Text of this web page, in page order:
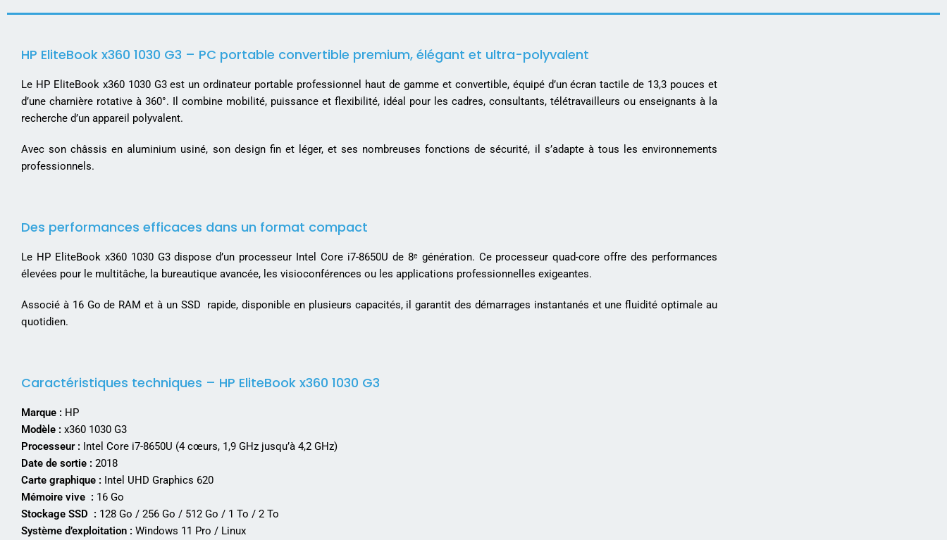
HP EliteBook x360 1030 G3 – PC portable convertible premium, élégant et ultra-polyvalent
Le HP EliteBook x360 1030 G3 est un ordinateur portable professionnel haut de gamme et convertible, équipé d’un écran tactile de 13,3 pouces et
d’une charnière rotative à 360°. Il combine mobilité, puissance et flexibilité, idéal pour les cadres, consultants, télétravailleurs ou enseignants à la
recherche d’un appareil polyvalent.
Avec son châssis en aluminium usiné, son design fin et léger, et ses nombreuses fonctions de sécurité, il s’adapte à tous les environnements
professionnels.
Des performances efficaces dans un format compact
Le HP EliteBook x360 1030 G3 dispose d’un processeur Intel Core i7-8650U de 8ᵉ génération. Ce processeur quad-core offre des performances
élevées pour le multitâche, la bureautique avancée, les visioconférences ou les applications professionnelles exigeantes.
Associé à 16 Go de RAM et à un SSD rapide, disponible en plusieurs capacités, il garantit des démarrages instantanés et une fluidité optimale au
quotidien.
Caractéristiques techniques – HP EliteBook x360 1030 G3
Marque : HP
Modèle : x360 1030 G3
Processeur : Intel Core i7-8650U (4 cœurs, 1,9 GHz jusqu’à 4,2 GHz)
Date de sortie : 2018
Carte graphique : Intel UHD Graphics 620
Mémoire vive : 16 Go
Stockage SSD : 128 Go / 256 Go / 512 Go / 1 To / 2 To
Système d’exploitation : Windows 11 Pro / Linux